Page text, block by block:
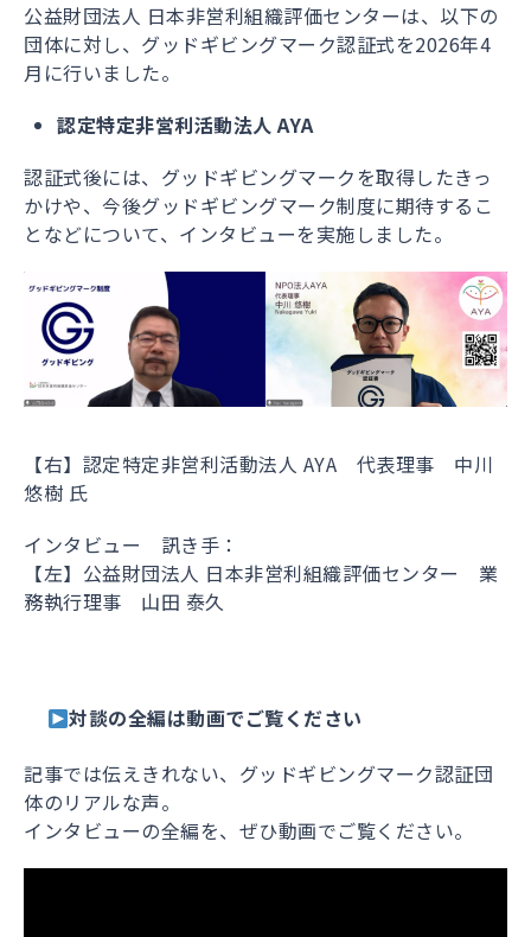
公益財団法人 日本非営利組織評価センターは、以下の
団体に対し、グッドギビングマーク認証式を2026年4
月に行いました。
認定特定非営利活動法人 AYA
認証式後には、グッドギビングマークを取得したきっ
かけや、今後グッドギビングマーク制度に期待するこ
となどについて、インタビューを実施しました。
【右】認定特定非営利活動法人 AYA 代表理事 中川
悠樹 氏
インタビュー 訊き手：
【左】公益財団法人 日本非営利組織評価センター 業
務執行理事 山田 泰久
対談の全編は動画でご覧ください
記事では伝えきれない、グッドギビングマーク認証団
体のリアルな声。
インタビューの全編を、ぜひ動画でご覧ください。